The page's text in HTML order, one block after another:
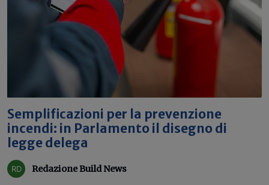
Semplificazioni per la prevenzione
incendi: in Parlamento il disegno di
legge delega
Redazione Build News